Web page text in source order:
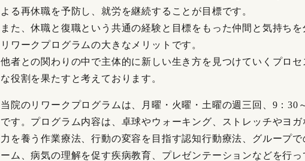
よる再休職を予防し、就労を継続することが目標です。
また、休職と復職という共通の経験と目標をもった仲間と気持ち
リワークプログラムの大きなメリットです。
他者との関わりの中で主体的に新しい生き方を見つけていくプロ
な役割を果たすと考えております。
当院のリワークプログラムは、月曜・火曜・土曜の週三回、9：30
です。プログラム内容は、卓球やウォーキング、ストレッチやヨガ
力を養う作業療法、行動の変容を目指す認知行動療法、グループ
ーム、病気の理解を促す疾病教育、プレゼンテーションなどを行っ